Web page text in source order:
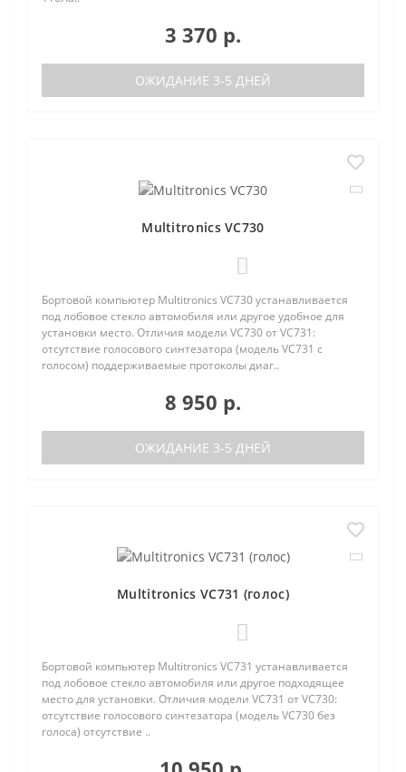
3 370 р.
ОЖИДАНИЕ 3-5 ДНЕЙ
Multitronics VC730
Бортовой компьютер Multitronics VC730 устанавливается
под лобовое стекло автомобиля или другое удобное для
установки место. Отличия модели VC730 от VC731:
отсутствие голосового синтезатора (модель VC731 с
голосом) поддерживаемые протоколы диаг..
8 950 р.
ОЖИДАНИЕ 3-5 ДНЕЙ
Multitronics VC731 (голос)
Бортовой компьютер Multitronics VC731 устанавливается
под лобовое стекло автомобиля или другое подходящее
место для установки. Отличия модели VC731 от VC730:
отсутствие голосового синтезатора (модель VC730 без
голоса) отсутствие ..